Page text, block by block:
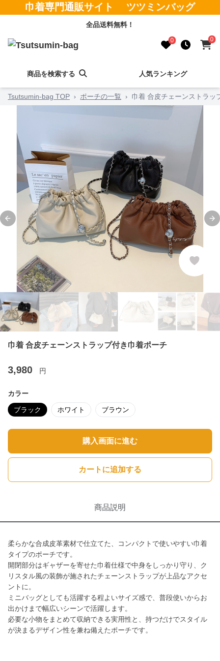
巾着専門通販サイト ツツミンバッグ
全品送料無料！
0 0
商品を検索する 人気ランキング
Tsutsumin-bag TOP › ポーチの一覧 › 巾着 合皮チェーンストラッ
Previous slide
巾着 合皮チェーンストラップ付き巾着ポーチ
3,980 円
カラー
ブラック ホワイト ブラウン
購入画面に進む
カートに追加する
商品説明
柔らかな合成皮革素材で仕立てた、コンパクトで使いやすい巾着
タイプのポーチです。
開閉部分はギャザーを寄せた巾着仕様で中身をしっかり守り、ク
リスタル風の装飾が施されたチェーンストラップが上品なアクセ
ントに。
ミニバッグとしても活躍する程よいサイズ感で、普段使いからお
出かけまで幅広いシーンで活躍します。
必要な小物をまとめて収納できる実用性と、持つだけでスタイル
が決まるデザイン性を兼ね備えたポーチです。